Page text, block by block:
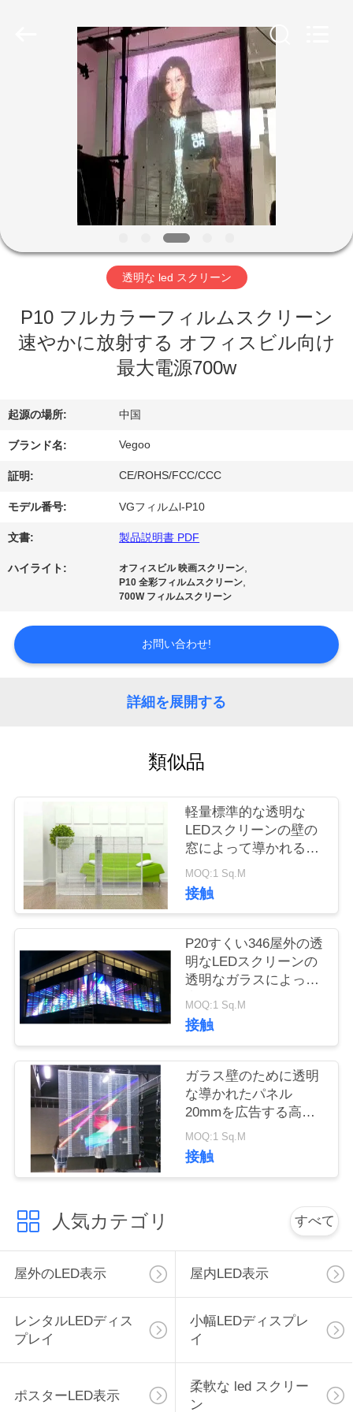
ビ
オ
た
し
た
ち
に
つ
て
管
理
連
絡
い
ニ
ュ
ー
ス
透明な led スクリーン
P10 フルカラーフィルムスクリーン
速やかに放射する オフィスビル向け
最大電源700w
起源の場所: 中国
ブランド名: Vegoo
証明: CE/ROHS/FCC/CCC
モデル番号: VGフィルムl-P10
文書: 製品説明書 PDF
ハイライト: オフィスビル 映画スクリーン,
P10 全彩フィルムスクリーン,
700W フィルムスクリーン
お問い合わせ!
詳細を展開する
類似品
軽量標準的な透明な
LEDスクリーンの壁の
窓によって導かれる表
示
MOQ:1 Sq.M
接触
P20すくい346屋外の透
明なLEDスクリーンの
透明なガラスによって
導かれる表示
MOQ:1 Sq.M
接触
ガラス壁のために透明
な導かれたパネル
20mmを広告する高い
明るさ
MOQ:1 Sq.M
接触
人気カテゴリ すべて
屋外のLED表示 屋内LED表示
レンタルLEDディス
プレイ
小幅LEDディスプレ
イ
ポスターLED表示
柔軟な led スクリー
ン